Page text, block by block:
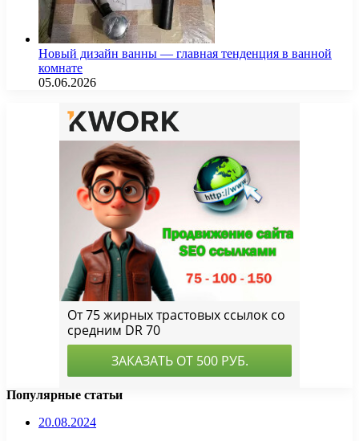
Новый дизайн ванны — главная тенденция в ванной
комнате
05.06.2026
Популярные статьи
20.08.2024